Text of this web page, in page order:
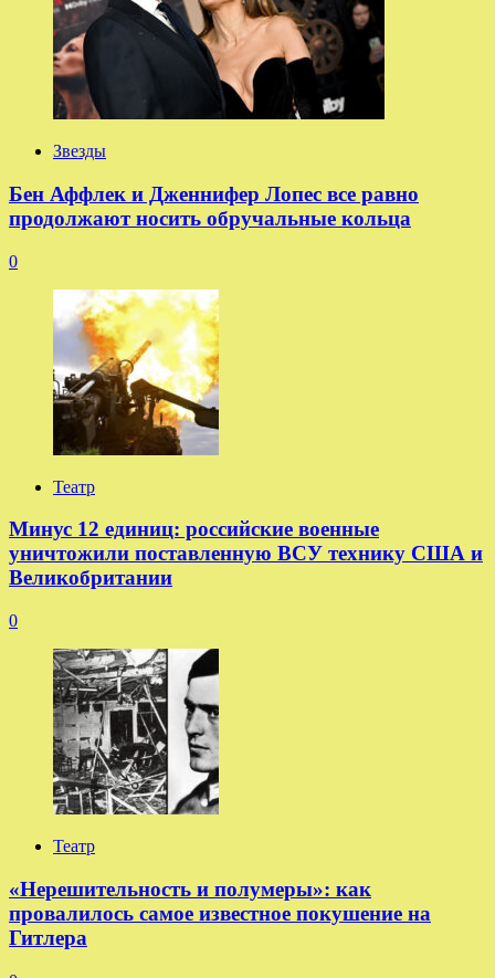
Звезды
Бен Аффлек и Дженнифер Лопес все равно
продолжают носить обручальные кольца
0
Театр
Минус 12 единиц: российские военные
уничтожили поставленную ВСУ технику США и
Великобритании
0
Театр
«Нерешительность и полумеры»: как
провалилось самое известное покушение на
Гитлера